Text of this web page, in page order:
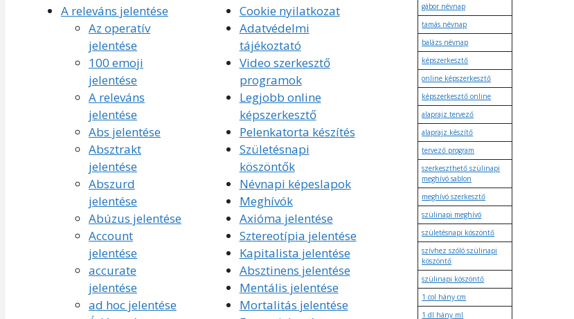
A releváns jelentése
Az operatív
jelentése
100 emoji
jelentése
A releváns
jelentése
Abs jelentése
Absztrakt
jelentése
Abszurd
jelentése
Abúzus jelentése
Account
jelentése
accurate
jelentése
ad hoc jelentése
Cookie nyilatkozat
Adatvédelmi
tájékoztató
Video szerkesztő
programok
Legjobb online
képszerkesztő
Pelenkatorta készítés
Születésnapi
köszöntők
Névnapi képeslapok
Meghívók
Axióma jelentése
Sztereotípia jelentése
Kapitalista jelentése
Absztinens jelentése
Mentális jelentése
Mortalitás jelentése
gábor névnap
tamás névnap
balázs névnap
képszerkesztő
online képszerkesztő
képszerkesztő online
alaprajz tervező
alaprajz készítő
tervező program
szerkeszthető szülinapi
meghívó sablon
meghívó szerkesztő
szülinapi meghívó
születésnapi köszöntő
szívhez szóló szülinapi
köszöntő
szülinapi köszöntő
1 col hány cm
1 dl hány ml